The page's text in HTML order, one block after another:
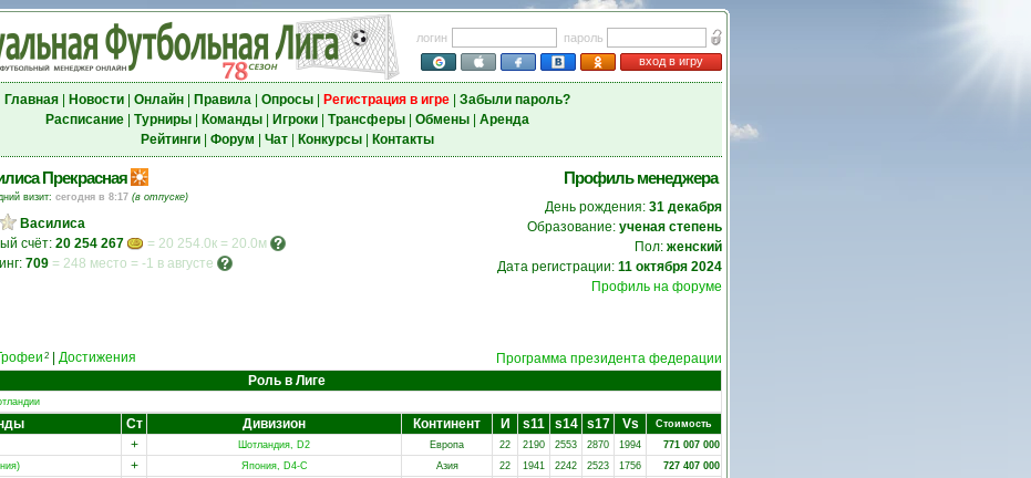
логин
пароль
вход в игру
Главная| Новости| Онлайн| Правила| Опросы| Регистрация в игре| Забыли пароль?
Расписание| Турниры| Команды| Игроки| Трансферы| Обмены| Аренда
Рейтинги| Форум Чат| Конкурсы| Контакты
Прекрасная
визит: сегодня в 8:17 (в отпуске)
Василиса
счёт: 20 254 267
= 20 254.0к = 20.0м
709 = 248 место = -1 в августе
Профиль менеджера
День рождения: 31 декабря
Образование: ученая степень
Пол: женский
Дата регистрации: 11 октября 2024
Профиль на форуме
2 Достижения
Программа президента федерации
Роль в Лиге
Ст Дивизион Континент И s11 s14 s17 Vs
Стоимость
+ Шотландия, D2 Европа 22 2190 2553 2870 1994
771 007 000
+ Япония, D4-C Азия 22 1941 2242 2523 1756
727 407 000